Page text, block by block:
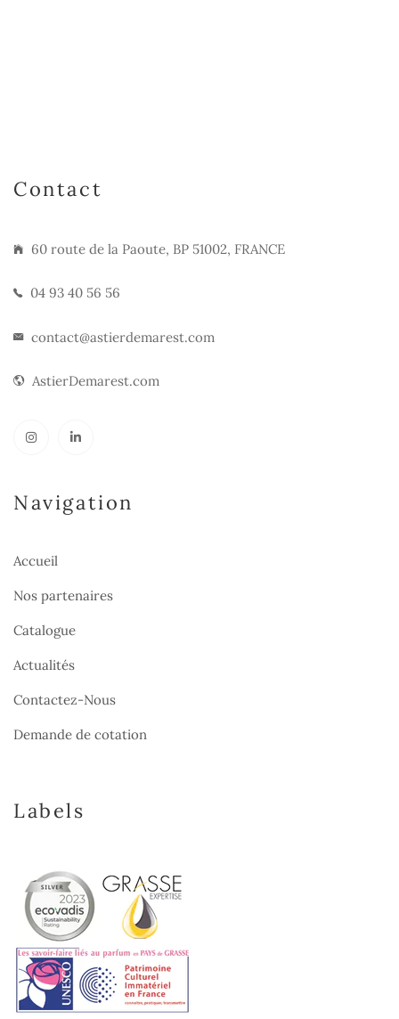
Contact
60 route de la Paoute, BP 51002, FRANCE
04 93 40 56 56
contact@astierdemarest.com
AstierDemarest.com
Navigation
Accueil
Nos partenaires
Catalogue
Actualités
Contactez-Nous
Demande de cotation
Labels